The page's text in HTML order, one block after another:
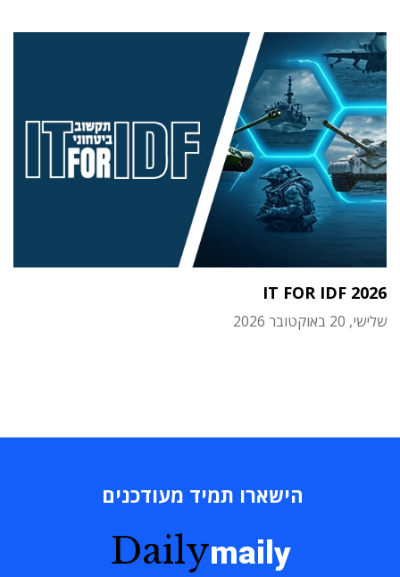
IT FOR IDF 2026
שלישי, 20 באוקטובר 2026
הישארו תמיד מעודכנים
Dailymaily